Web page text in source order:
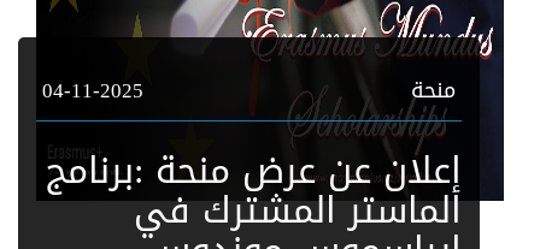
منحة 04-11-2025
إعلان عن عرض منحة :برنامج
الماستر المشترك في